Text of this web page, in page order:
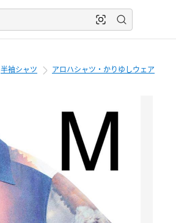
半袖シャツ アロハシャツ・かりゆしウェア